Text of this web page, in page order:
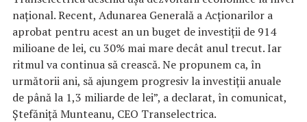
naţional. Recent, Adunarea Generală a Acţionarilor a
aprobat pentru acest an un buget de investiţii de 914
milioane de lei, cu 30% mai mare decât anul trecut. Iar
ritmul va continua să crească. Ne propunem ca, în
următorii ani, să ajungem progresiv la investiţii anuale
de până la 1,3 miliarde de lei”, a declarat, în comunicat,
Ştefăniţă Munteanu, CEO Transelectrica.